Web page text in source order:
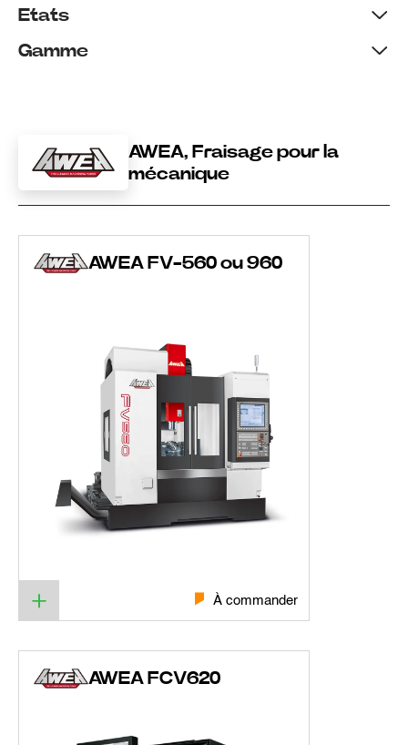
Etats
Gamme
AWEA, Fraisage pour la
mécanique
AWEA FV-560 ou 960
À commander
AWEA FCV620